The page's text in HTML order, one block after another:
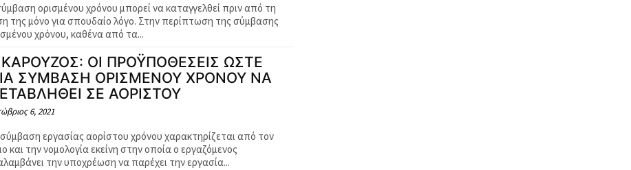
ορισμένου χρόνου μπορεί να καταγγελθεί πριν από τη
της μόνο για σπουδαίο λόγο. Στην περίπτωση της σύμβασης
χρόνου, καθένα από τα...
ΚΑΡΟΥΖΟΣ: ΟΙ ΠΡΟΫΠΟΘΕΣΕΙΣ ΩΣΤΕ
ΣΥΜΒΑΣΗ ΟΡΙΣΜΕΝΟΥ ΧΡΟΝΟΥ ΝΑ
ΣΕ ΑΟΡΙΣΤΟΥ
6, 2021
εργασίας αορίστου χρόνου χαρακτηρίζεται από τον
και την νομολογία εκείνη στην οποία ο εργαζόμενος
την υποχρέωση να παρέχει την εργασία...